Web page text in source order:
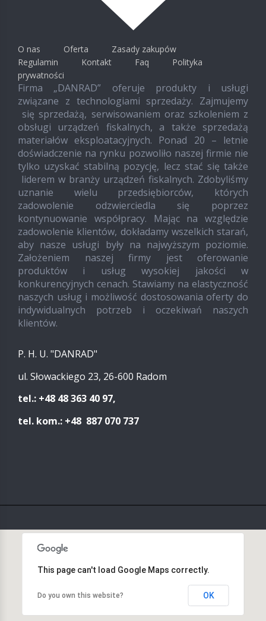
O nas Oferta
Zasady zakupów
Regulamin
Kontakt Faq
Polityka
prywatności
Firma „DANRAD” oferuje produkty i usługi
związane z technologiami sprzedaży. Zajmujemy
się sprzedażą, serwisowaniem oraz szkoleniem z
obsługi urządzeń fiskalnych, a także sprzedażą
materiałów eksploatacyjnych. Ponad 20 – letnie
doświadczenie na rynku pozwoliło naszej firmie nie
tylko uzyskać stabilną pozycję, lecz stać się także
liderem w branży urządzeń fiskalnych. Zdobyliśmy
uznanie wielu przedsiębiorców, których
zadowolenie odzwierciedla się poprzez
kontynuowanie współpracy. Mając na względzie
zadowolenie klientów, dokładamy wszelkich starań,
aby nasze usługi były na najwyższym poziomie.
Założeniem naszej firmy jest oferowanie
produktów i usług wysokiej jakości w
konkurencyjnych cenach. Stawiamy na elastyczność
naszych usług i możliwość dostosowania oferty do
indywidualnych potrzeb i oczekiwań naszych
klientów.
P. H. U. "DANRAD"
ul. Słowackiego 23, 26-600 Radom
tel.: +48 48 363 40 97,
tel. kom.: +48 887 070 737
This page can't load Google Maps correctly.
Do you own this website? OK